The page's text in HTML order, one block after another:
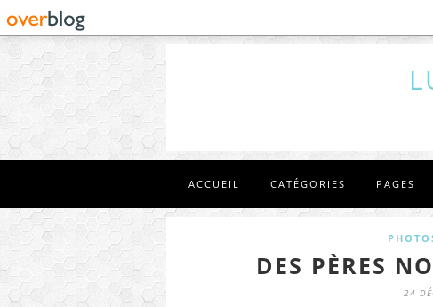
ACCUEIL CATÉGORIES PAGES
DES PÈRES
24